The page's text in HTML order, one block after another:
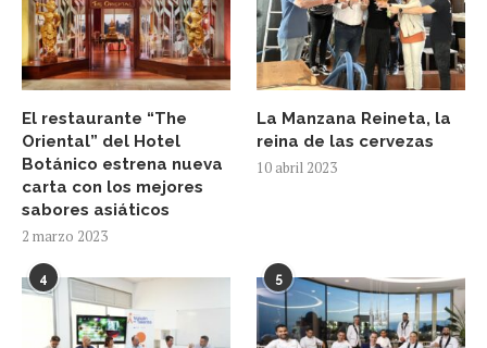
El restaurante “The
Oriental” del Hotel
Botánico estrena nueva
carta con los mejores
sabores asiáticos
2 marzo 2023
La Manzana Reineta, la
reina de las cervezas
10 abril 2023
4 5